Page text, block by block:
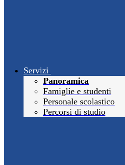
Servizi
Panoramica
Famiglie e studenti
Personale scolastico
Percorsi di studio